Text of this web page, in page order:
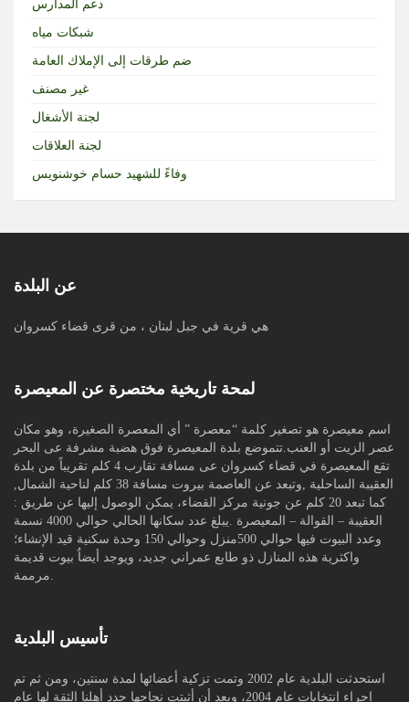
دعم المدارس
شبكات مياه
ضم طرقات إلى الإملاك العامة
غير مصنف
لجنة الأشغال
لجنة العلاقات
وفاءً للشهيد حسام خوشنويس
عن البلدة
هي قرية في جبل لبنان ، من قرى قضاء كسروان
لمحة تاريخية مختصرة عن المعيصرة
اسم معيصرة هو تصغير كلمة “معصرة ” أي المعصرة الصغيرة، وهو مكان
عصر الزيت أو العنب.تتموضع بلدة المعيصرة فوق هضبة مشرفة عى البحر
تقع المعيصرة في قضاء كسروان عى مسافة تقارب 4 كلم تقريباً من بلدة
العقيبة الساحلية ,وتبعد عن العاصمة بيروت مسافة 38 كلم لناحية الشمال,
كما تبعد 20 كلم عن جونية مركز القضاء، يمكن الوصول إليها عن طريق :
العقيبة – القوالة – المعيصرة .يبلغ عدد سكانها الحالي حوالي 4000 نسمة
وعدد البيوت فيها حوالي 500منزل وحوالي 150 وحدة سكنية قيد الإنشاء؛
واكثرية هذه المنازل ذو طابع عمراني جديد، ويوجد أيضاٌ بيوت قديمة
مرممة.
تأسيس البلدية
استحدثت البلدية عام 2002 وتمت تزكية أعضائها لمدة سنتين، ومن ثم تم
إجراء إنتخابات عام 2004، وبعد أن أثبتت نجاحها جدد أهلنا الثقة لها عام